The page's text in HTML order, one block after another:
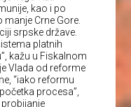
kao i po
Crne Gore.
srpske države.
platnih
kažu u Fiskalnom
Vlada od reforme
“iako reformu
procesa”,
probijanje